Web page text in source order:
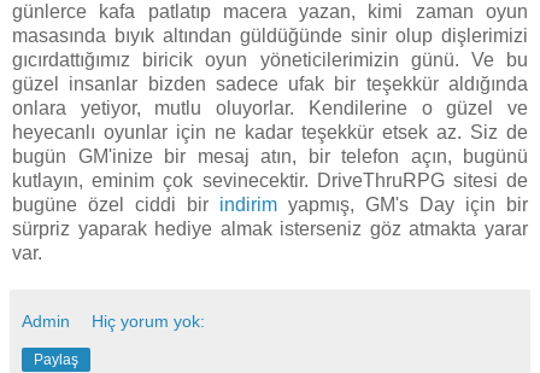
günlerce kafa patlatıp macera yazan, kimi zaman oyun
masasında bıyık altından güldüğünde sinir olup dişlerimizi
gıcırdattığımız biricik oyun yöneticilerimizin günü. Ve bu
güzel insanlar bizden sadece ufak bir teşekkür aldığında
onlara yetiyor, mutlu oluyorlar. Kendilerine o güzel ve
heyecanlı oyunlar için ne kadar teşekkür etsek az. Siz de
bugün GM'inize bir mesaj atın, bir telefon açın, bugünü
kutlayın, eminim çok sevinecektir. DriveThruRPG sitesi de
bugüne özel ciddi bir indirim yapmış, GM's Day için bir
sürpriz yaparak hediye almak isterseniz göz atmakta yarar
var.
Admin Hiç yorum yok:
Paylaş